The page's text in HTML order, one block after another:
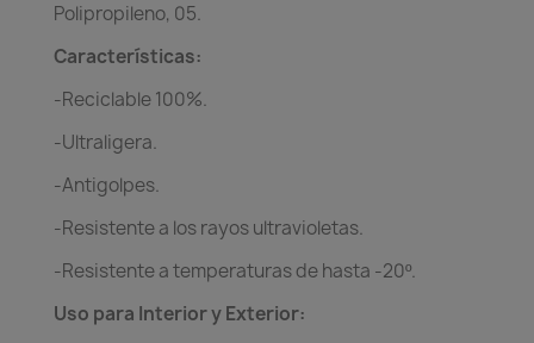
Polipropileno, 05.
Características:
-Reciclable 100%.
-Ultraligera.
-Antigolpes.
-Resistente a los rayos ultravioletas.
-Resistente a temperaturas de hasta -20º.
Uso para Interior y Exterior: